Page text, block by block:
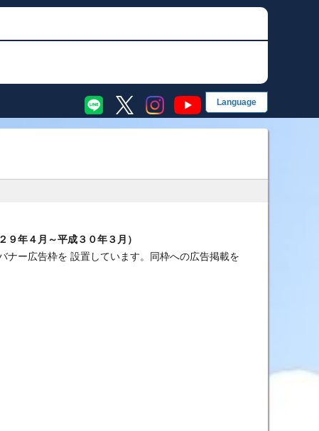
・前検タイムランキング
別成績・決まり手
EN English
年４月～平成３０年３月）
ナー広告枠を 設置しています。同枠への広告掲載を